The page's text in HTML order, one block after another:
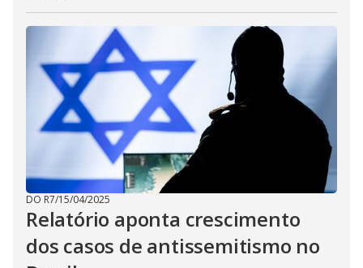
DO R7/15/04/2025
Relatório aponta crescimento
dos casos de antissemitismo no